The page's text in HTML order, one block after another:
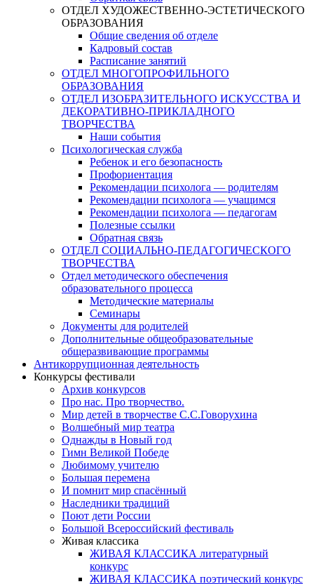
ОТДЕЛ ХУДОЖЕСТВЕННО-ЭСТЕТИЧЕСКОГО
ОБРАЗОВАНИЯ
Общие сведения об отделе
Кадровый состав
Расписание занятий
ОТДЕЛ МНОГОПРОФИЛЬНОГО
ОБРАЗОВАНИЯ
ОТДЕЛ ИЗОБРАЗИТЕЛЬНОГО ИСКУССТВА И
ДЕКОРАТИВНО-ПРИКЛАДНОГО
ТВОРЧЕСТВА
Наши события
Психологическая служба
Ребенок и его безопасность
Профориентация
Рекомендации психолога — родителям
Рекомендации психолога — учащимся
Рекомендации психолога — педагогам
Полезные ссылки
Обратная связь
ОТДЕЛ СОЦИАЛЬНО-ПЕДАГОГИЧЕСКОГО
ТВОРЧЕСТВА
Отдел методического обеспечения
образовательного процесса
Методические материалы
Семинары
Документы для родителей
Дополнительные общеобразовательные
общеразвивающие программы
Антикоррупционная деятельность
Конкурсы фестивали
Архив конкурсов
Про нас. Про творчество.
Мир детей в творчестве С.С.Говорухина
Волшебный мир театра
Однажды в Новый год
Гимн Великой Победе
Любимому учителю
Большая перемена
И помнит мир спасённый
Наследники традиций
Поют дети России
Большой Всероссийский фестиваль
Живая классика
ЖИВАЯ КЛАССИКА литературный
конкурс
ЖИВАЯ КЛАССИКА поэтический конкурс